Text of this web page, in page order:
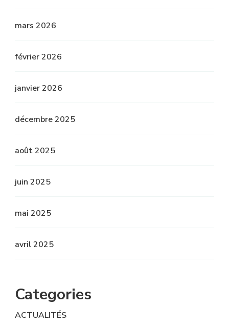
mars 2026
février 2026
janvier 2026
décembre 2025
août 2025
juin 2025
mai 2025
avril 2025
Categories
ACTUALITÉS